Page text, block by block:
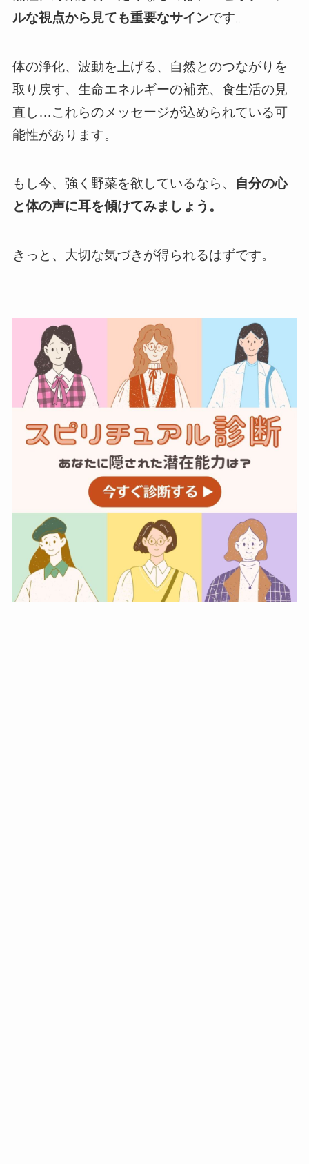
ルな視点から見ても重要なサインです。
体の浄化、波動を上げる、自然とのつながりを
取り戻す、生命エネルギーの補充、食生活の見
直し…これらのメッセージが込められている可
能性があります。
もし今、強く野菜を欲しているなら、 自分の心
と体の声に耳を傾けてみましょう。
きっと、大切な気づきが得られるはずです。